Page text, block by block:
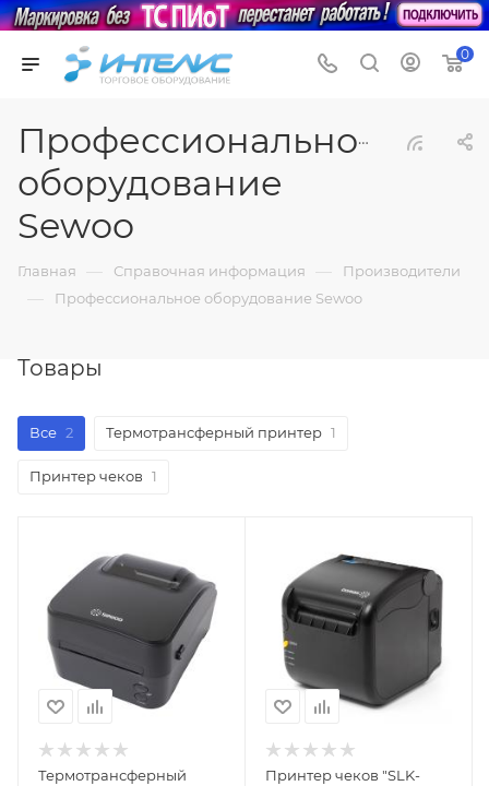
0
Профессиональное
оборудование
Sewoo
Главная — Справочная информация — Производители
— Профессиональное оборудование Sewoo
Товары
Все 2 Термотрансферный принтер 1
Принтер чеков 1
Термотрансферный
Принтер чеков "SLK-